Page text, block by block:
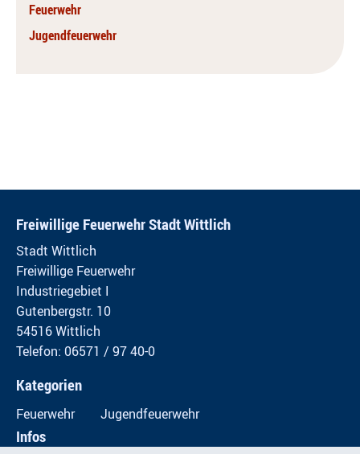
Feuerwehr
Jugendfeuerwehr
Freiwillige Feuerwehr Stadt Wittlich
Stadt Wittlich
Freiwillige Feuerwehr
Industriegebiet I
Gutenbergstr. 10
54516 Wittlich
Telefon: 06571 / 97 40-0
Kategorien
Feuerwehr Jugendfeuerwehr
Infos